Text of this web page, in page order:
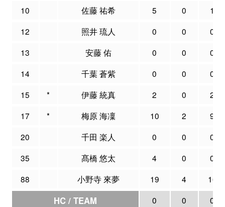
10 佐藤 祐希 5 0
1
12
照井 琉人 0 0
0
13
安藤 佑 0 0
0
14
千葉 蒼紫 0 0
0
15
* 伊藤 統真 2 0
2
17
* 梅原 海凜 10 2
9
20
千田 楽人 0 0
0
35
髙橋 悠太 4 0
0
88
小野寺 來夢 19 4 16
HC / TEAM 0 0 0